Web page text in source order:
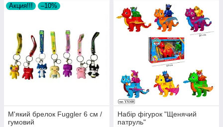
Акция!!! –10%
М'який брелок Fuggler 6 см /
гумовий
Набір фігурок "Щенячий
патруль"